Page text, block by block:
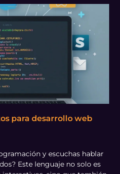
para desarrollo web
y escuchas hablar
Este lenguaje no solo es